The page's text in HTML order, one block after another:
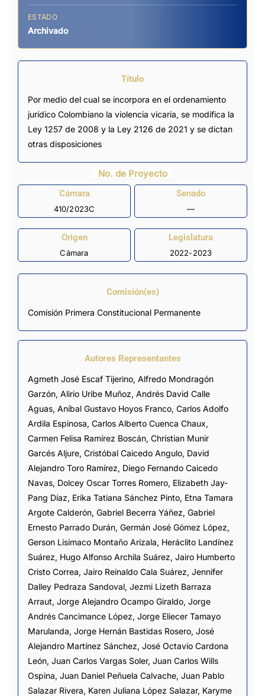
ESTADO
Archivado
Título
Por medio del cual se incorpora en el ordenamiento
jurídico Colombiano la violencia vicaria, se modifica la
Ley 1257 de 2008 y la Ley 2126 de 2021 y se dictan
otras disposiciones
No. de Proyecto
Cámara
410/2023C
Senado
—
Origen
Cámara
Legislatura
2022-2023
Comisión(es)
Comisión Primera Constitucional Permanente
Autores Representantes
Agmeth José Escaf Tijerino, Alfredo Mondragón
Garzón, Alirio Uribe Muñoz, Andrés David Calle
Aguas, Aníbal Gustavo Hoyos Franco, Carlos Adolfo
Ardila Espinosa, Carlos Alberto Cuenca Chaux,
Carmen Felisa Ramírez Boscán, Christian Munir
Garcés Aljure, Cristóbal Caicedo Angulo, David
Alejandro Toro Ramírez, Diego Fernando Caicedo
Navas, Dolcey Oscar Torres Romero, Elizabeth Jay-
Pang Díaz, Erika Tatiana Sánchez Pinto, Etna Tamara
Argote Calderón, Gabriel Becerra Yáñez, Gabriel
Ernesto Parrado Durán, Germán José Gómez López,
Gerson Lisímaco Montaño Arizala, Heráclito Landínez
Suárez, Hugo Alfonso Archila Suárez, Jairo Humberto
Cristo Correa, Jairo Reinaldo Cala Suárez, Jennifer
Dalley Pedraza Sandoval, Jezmi Lizeth Barraza
Arraut, Jorge Alejandro Ocampo Giraldo, Jorge
Andrés Cancimance López, Jorge Eliecer Tamayo
Marulanda, Jorge Hernán Bastidas Rosero, José
Alejandro Martínez Sánchez, José Octavio Cardona
León, Juan Carlos Vargas Soler, Juan Carlos Wills
Ospina, Juan Daniel Peñuela Calvache, Juan Pablo
Salazar Rivera, Karen Juliana López Salazar, Karyme